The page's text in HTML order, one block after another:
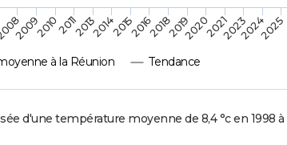
à la Réunion Tendance
2014
2009201020112013 201520162018201920202021202320242025
d'une température moyenne de 8,4 °c en 1998 à